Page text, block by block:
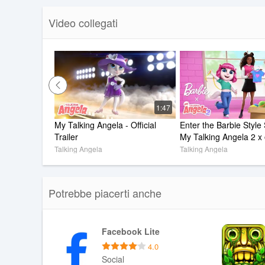
Informativa sulla privacy USA: https://outfit7.com/
Informativa sulla privacy resto del mondo: https://
Assistenza Clienti: support@outfit7.com
Video collegati
1:47
My Talking Angela - Official
Trailer
Talking Angela
Enter the Barbie Style
My Talking Angela 2 x
Trailer
Talking Angela
Potrebbe piacerti anche
Facebook Lite
4.0
Social